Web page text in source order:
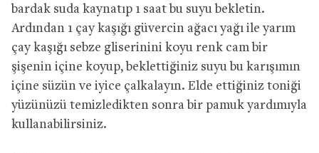
bardak suda kaynatıp 1 saat bu suyu bekletin.
Ardından 1 çay kaşığı güvercin ağacı yağı ile yarım
çay kaşığı sebze gliserinini koyu renk cam bir
şişenin içine koyup, beklettiğiniz suyu bu karışımın
içine süzün ve iyice çalkalayın. Elde ettiğiniz toniği
yüzünüzü temizledikten sonra bir pamuk yardımıyla
kullanabilirsiniz.